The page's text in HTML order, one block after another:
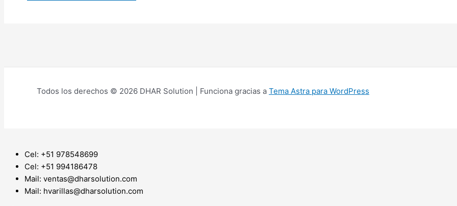
Todos los derechos © 2026 DHAR Solution | Funciona gracias a Tema Astra para WordPress
Cel: +51 978548699
Cel: +51 994186478
Mail: ventas@dharsolution.com
Mail: hvarillas@dharsolution.com